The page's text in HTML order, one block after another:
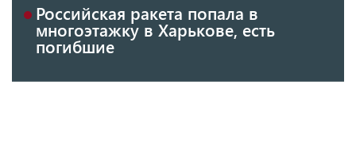
Российская ракета попала в
многоэтажку в Харькове, есть
погибшие